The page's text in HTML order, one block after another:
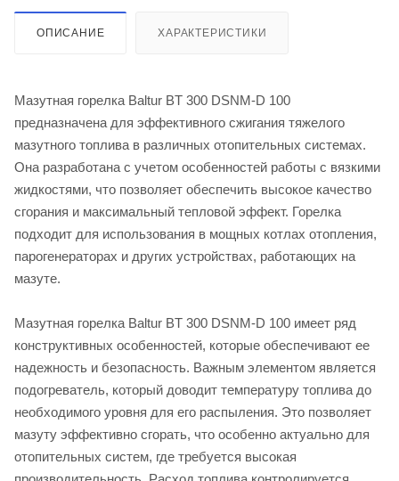
ОПИСАНИЕ ХАРАКТЕРИСТИКИ
Мазутная горелка Baltur BT 300 DSNM-D 100
предназначена для эффективного сжигания тяжелого
мазутного топлива в различных отопительных системах.
Она разработана с учетом особенностей работы с вязкими
жидкостями, что позволяет обеспечить высокое качество
сгорания и максимальный тепловой эффект. Горелка
подходит для использования в мощных котлах отопления,
парогенераторах и других устройствах, работающих на
мазуте.
Мазутная горелка Baltur BT 300 DSNM-D 100 имеет ряд
конструктивных особенностей, которые обеспечивают ее
надежность и безопасность. Важным элементом является
подогреватель, который доводит температуру топлива до
необходимого уровня для его распыления. Это позволяет
мазуту эффективно сгорать, что особенно актуально для
отопительных систем, где требуется высокая